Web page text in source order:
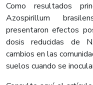
Como resultados
Azospirillum
presentaron efectos
dosis reducidas de
cambios en las
suelos cuando se